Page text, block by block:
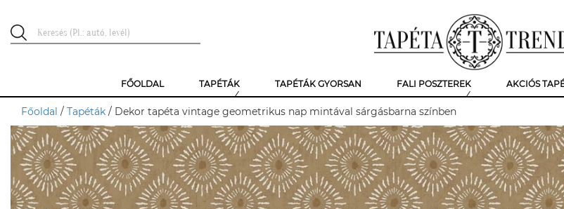
FŐOLDAL TAPÉTÁK TAPÉTÁK GYORSAN FALI POSZTEREK AKCIÓS
Főoldal / Tapéták / Dekor tapéta vintage geometrikus nap mintával sárgásbarna színben